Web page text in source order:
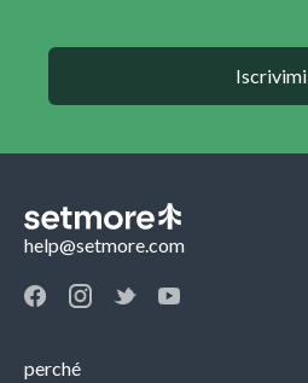
Iscrivimi
help@setmore.com
perché